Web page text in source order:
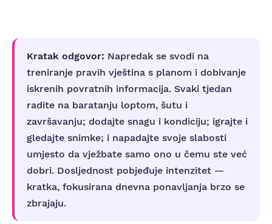
Kratak odgovor: Napredak se svodi na
treniranje pravih vještina s planom i dobivanje
iskrenih povratnih informacija. Svaki tjedan
radite na baratanju loptom, šutu i
završavanju; dodajte snagu i kondiciju; igrajte i
gledajte snimke; i napadajte svoje slabosti
umjesto da vježbate samo ono u čemu ste već
dobri. Dosljednost pobjeđuje intenzitet —
kratka, fokusirana dnevna ponavljanja brzo se
zbrajaju.